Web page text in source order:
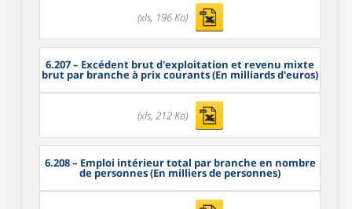
(xls, 196 Ko)
6.207– Excédent brut d'exploitation et revenu mixte
brut par branche à prix courants (En milliards d'euros)
(xls, 212 Ko)
6.208– Emploi intérieur total par branche en nombre
de personnes (En milliers de personnes)